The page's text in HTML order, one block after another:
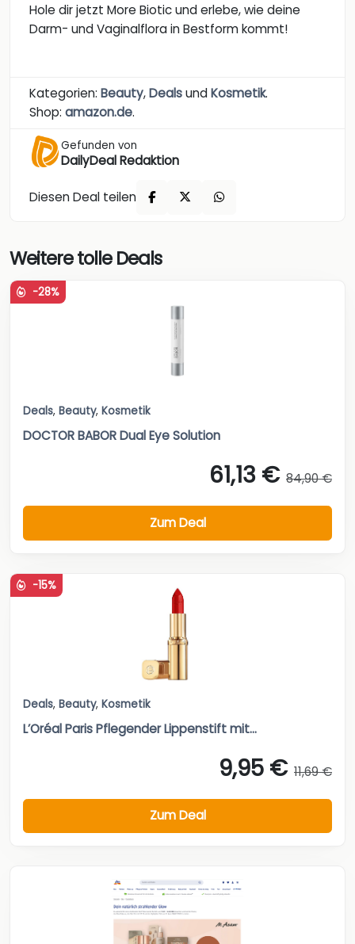
Hole dir jetzt More Biotic und erlebe, wie deine
Darm- und Vaginalflora in Bestform kommt!
Kategorien: Beauty,DealsundKosmetik.
Shop: amazon.de.
Gefunden von
DailyDeal Redaktion
Diesen Deal teilen
Weitere tolle Deals
-28%
Deals, Beauty, Kosmetik
DOCTOR BABOR Dual Eye Solution
61,13 € 84,90 €
Zum Deal
-15%
Deals, Beauty, Kosmetik
L’Oréal Paris Pflegender Lippenstift mit...
9,95 € 11,69 €
Zum Deal